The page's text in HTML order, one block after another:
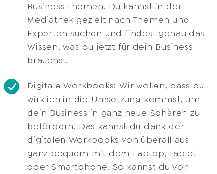
Business Themen. Du kannst in der
Mediathek gezielt nach Themen und
Experten suchen und findest genau das
Wissen, was du jetzt für dein Business
brauchst.​
Digitale Workbooks: Wir wollen, dass du
wirklich in die Umsetzung kommst, um
dein Business in ganz neue Sphären zu
befördern. Das kannst du dank der
digitalen Workbooks von überall aus –
ganz bequem mit dem Laptop, Tablet
oder Smartphone. So kannst du von